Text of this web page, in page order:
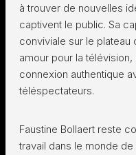
à trouver de nouvelles
captivent le public. Sa
conviviale sur le plateau
amour pour la
connexion authentique
téléspectateurs.
Faustine Bollaert reste
travail dans le monde